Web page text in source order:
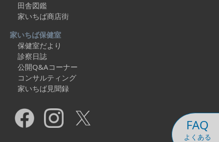
FAQ
よくある
田舎図鑑
家いちば商店街
家いちば保健室
保健室だより
診察日誌
公開Q&Aコーナー
コンサルティング
家いちば見聞録